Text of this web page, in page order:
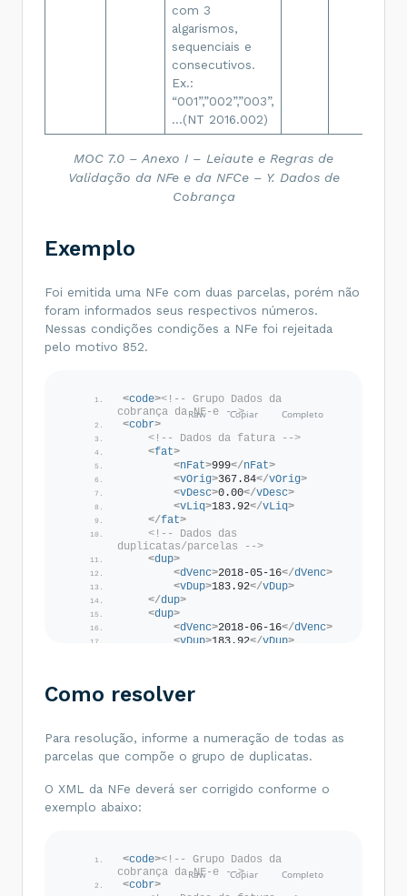
com 3
algarismos,
sequenciais e
consecutivos.
Ex.:
“001”,”002”,”003”,
…(NT 2016.002)
MOC 7.0 – Anexo I – Leiaute e Regras de
Validação da NFe e da NFCe – Y. Dados de
Cobrança
Exemplo
Foi emitida uma NFe com duas parcelas, porém não
foram informados seus respectivos números.
Nessas condições condições a NFe foi rejeitada
pelo motivo 852.
<code><!-- Grupo Dados da
cobrança da NF-e -->
<cobr>
<!-- Dados da fatura -->
<fat>
<nFat>999</nFat>
<vOrig>367.84</vOrig>
<vDesc>0.00</vDesc>
<vLiq>183.92</vLiq>
</fat>
<!-- Dados das
duplicatas/parcelas -->
<dup>
<dVenc>2018-05-16</dVenc>
<vDup>183.92</vDup>
</dup>
<dup>
<dVenc>2018-06-16</dVenc>
<vDup>183.92</vDup>
Como resolver
Para resolução, informe a numeração de todas as
parcelas que compõe o grupo de duplicatas.
O XML da NFe deverá ser corrigido conforme o
exemplo abaixo:
<code><!-- Grupo Dados da
cobrança da NF-e -->
<cobr>